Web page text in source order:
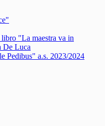
libro "La maestra va in
De Luca
Pedibus" a.s. 2023/2024